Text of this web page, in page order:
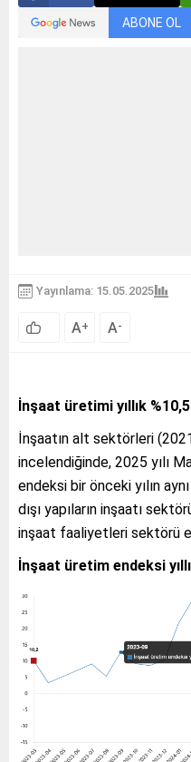
ABONE OL
Yayınlama: 15.05.2025
A+ A-
İnşaat üretimi yıllık
İnşaatın alt sektörleri
incelendiğinde, 2025 yılı
endeksi bir önceki yılın
dışı yapıların inşaatı
inşaat faaliyetleri sektörü
İnşaat üretim endeksi